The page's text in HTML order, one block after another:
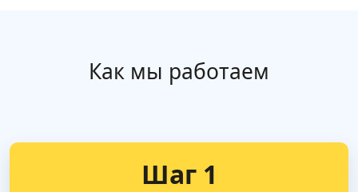
Как мы работаем
Шаг 1